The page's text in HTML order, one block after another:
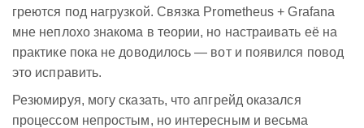
греются под нагрузкой. Связка Prometheus + Grafana
мне неплохо знакома в теории, но настраивать её на
практике пока не доводилось — вот и появился повод
это исправить.
Резюмируя, могу сказать, что апгрейд оказался
процессом непростым, но интересным и весьма